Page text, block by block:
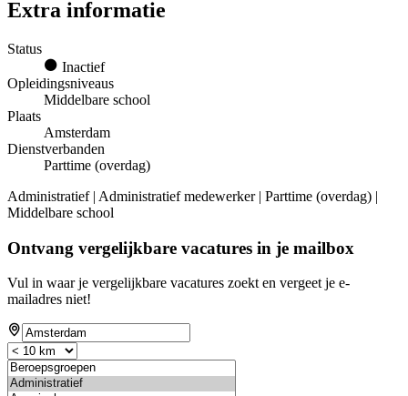
Extra informatie
Status
Inactief
Opleidingsniveaus
Middelbare school
Plaats
Amsterdam
Dienstverbanden
Parttime (overdag)
Administratief | Administratief medewerker | Parttime (overdag) |
Middelbare school
Ontvang vergelijkbare vacatures in je mailbox
Vul in waar je vergelijkbare vacatures zoekt en vergeet je e-
mailadres niet!